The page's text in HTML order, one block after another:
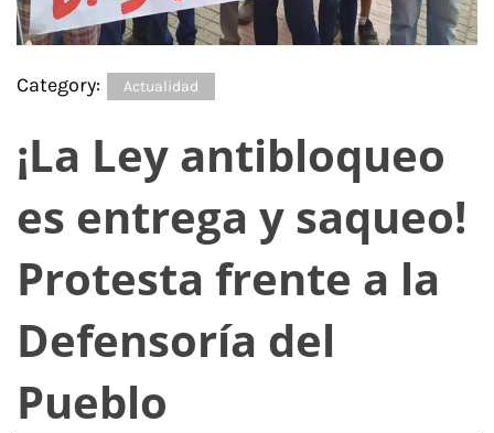
Category: Actualidad
¡La Ley antibloqueo
es entrega y saqueo!
Protesta frente a la
Defensoría del
Pueblo